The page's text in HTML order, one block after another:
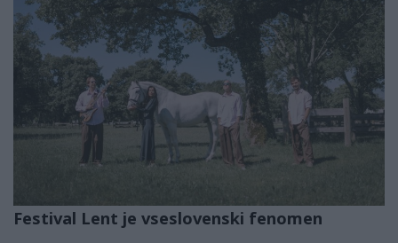
Festival Lent je vseslovenski fenomen